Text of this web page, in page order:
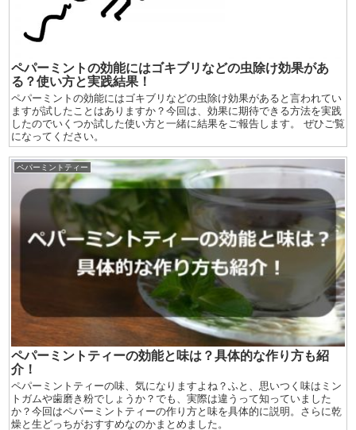
ペパーミントの効能にはゴキブリなどの虫除け効果があ
る？使い方と実践結果！
ペパーミントの効能にはゴキブリなどの虫除け効果があると言われてい
ますが試したことはありますか？今回は、効果に期待できる方法を実践
したのでいくつか試した使い方と一緒に結果をご報告します。 ぜひご覧
になってください。
ペパーミントティー
ペパーミントティーの効能と味は？具体的な作り方も紹
介！
ペパーミントティーの味、気になりますよね？ふと、思いつく味はミン
トガムや歯磨き粉でしょうか？でも、実際は違うって知っていました
か？今回はペパーミントティーの作り方と味を具体的に説明。さらに乾
燥と生どっちがおすすめなのかまとめました。